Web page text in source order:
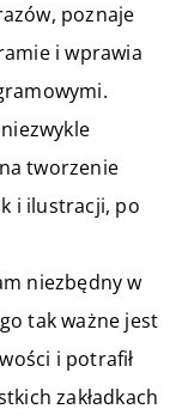
poznaje
i wprawia
tworzenie
i ilustracji, po
niezbędny w
tak ważne jest
i potrafił
zakładkach